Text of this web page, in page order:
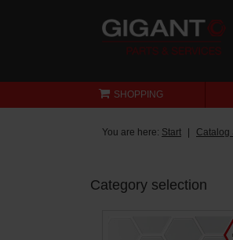
SHOPPING
You are here: Start Catalog
Category selection